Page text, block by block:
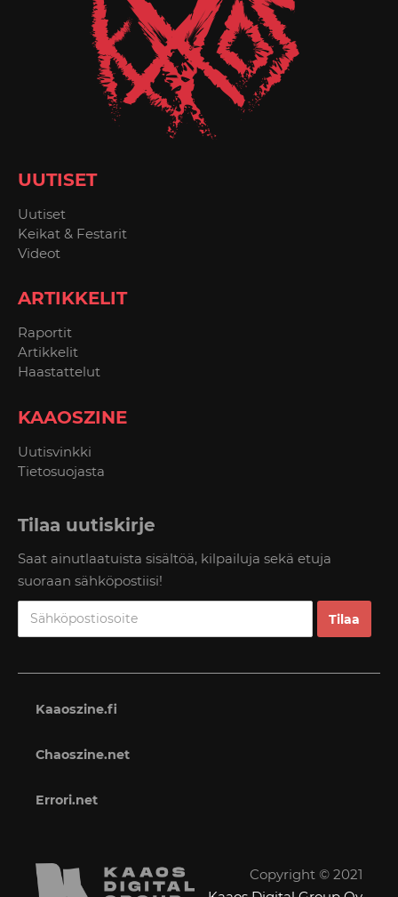
UUTISET
Uutiset
Keikat & Festarit
Videot
ARTIKKELIT
Raportit
Artikkelit
Haastattelut
KAAOSZINE
Uutisvinkki
Tietosuojasta
Tilaa uutiskirje
Saat ainutlaatuista sisältöä, kilpailuja sekä etuja
suoraan sähköpostiisi!
Kaaoszine.fi
Chaoszine.net
Errori.net
Copyright © 2021